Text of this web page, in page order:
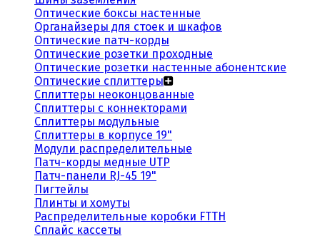
Оптические боксы настенные
Органайзеры для стоек и шкафов
Оптические патч-корды
Оптические розетки проходные
Оптические розетки настенные абонентские
Оптические сплиттеры
Сплиттеры неоконцованные
Сплиттеры с коннекторами
Сплиттеры модульные
Сплиттеры в корпусе 19"
Модули распределительные
Патч-корды медные UTP
Патч-панели RJ-45 19"
Пигтейлы
Плинты и хомуты
Распределительные коробки FTTH
Сплайс кассеты